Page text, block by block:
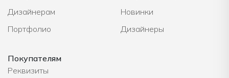
Дизайнерам
Портфолио
Новинки
Дизайнеры
Покупателям
Реквизиты